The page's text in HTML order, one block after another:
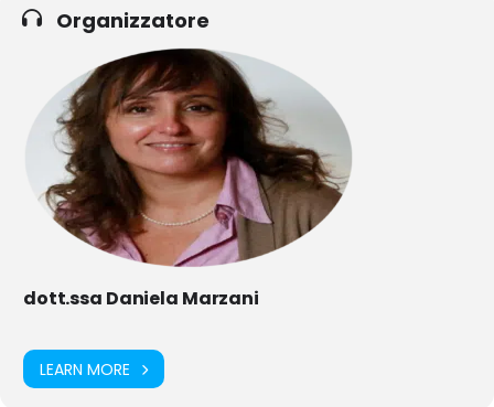
Organizzatore
dott.ssa Daniela Marzani
LEARN MORE